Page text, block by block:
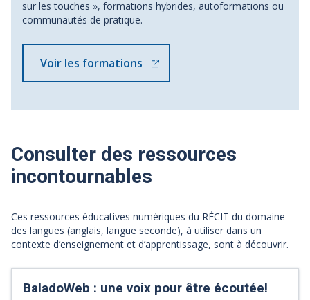
sur les touches », formations hybrides, autoformations ou
communautés de pratique.
Voir les formations
Consulter des ressources
incontournables
Ces ressources éducatives numériques du RÉCIT du domaine
des langues (anglais, langue seconde), à utiliser dans un
contexte d’enseignement et d’apprentissage, sont à découvrir.
BaladoWeb : une voix pour être écoutée!